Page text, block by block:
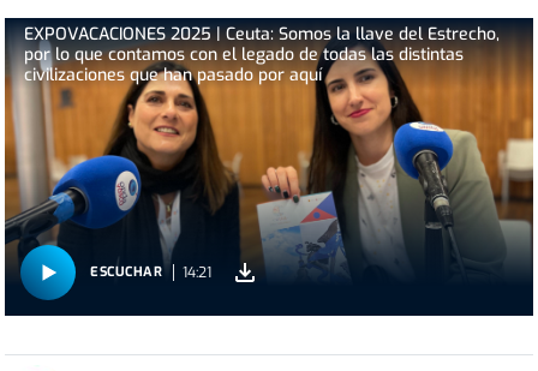
EXPOVACACIONES 2025 | Ceuta: Somos la llave del Estrecho,
por lo que contamos con el legado de todas las distintas
civilizaciones que han pasado por aquí
ESCUCHAR 14:21